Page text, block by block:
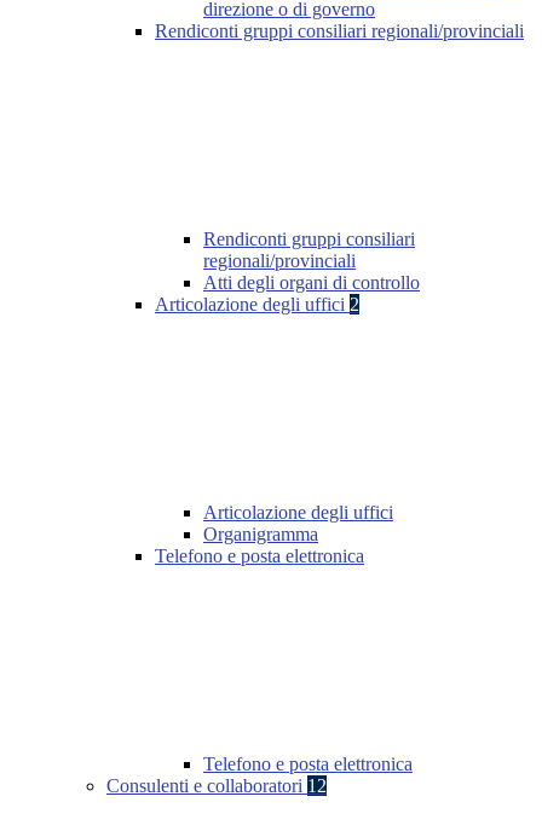
direzione o di governo
Rendiconti gruppi consiliari regionali/provinciali
Rendiconti gruppi consiliari
regionali/provinciali
Atti degli organi di controllo
Articolazione degli uffici 2
Articolazione degli uffici
Organigramma
Telefono e posta elettronica
Telefono e posta elettronica
Consulenti e collaboratori 12